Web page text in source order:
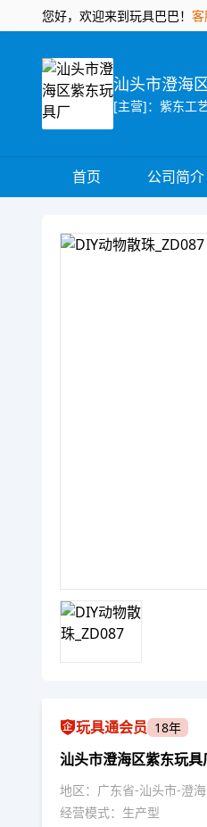
您好，欢迎来到玩具巴巴！
汕头市澄海
首页 公司简介
玩具通会员 18年
汕头市澄海区紫东玩具
地区：广东省-汕头市-澄
经营模式：生产型